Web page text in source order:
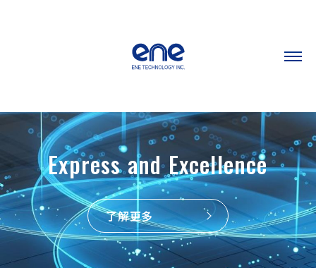
Express and Excellence
了解更多